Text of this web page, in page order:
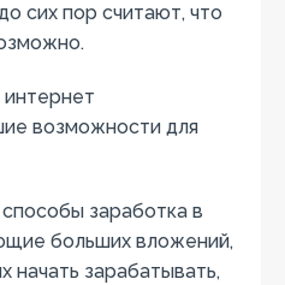
сих пор считают, что
интернет
возможности для
заработка в
больших вложений,
начать зарабатывать,